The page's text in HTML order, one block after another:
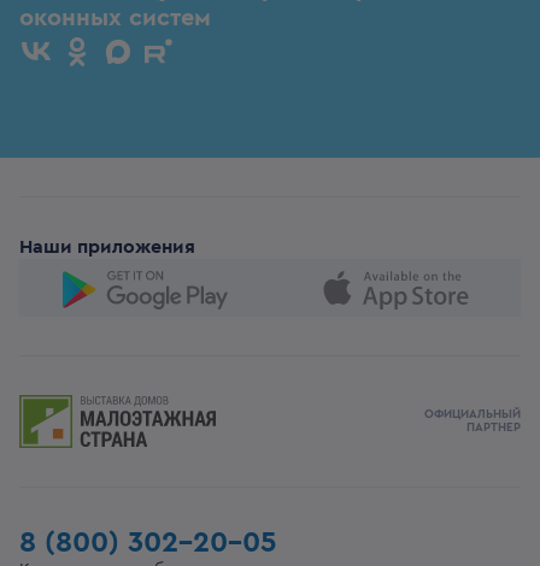
оконных систем
Наши приложения
8 (800) 302-20-05
ОФИЦИАЛЬНЫЙ
ПАРТНЕР